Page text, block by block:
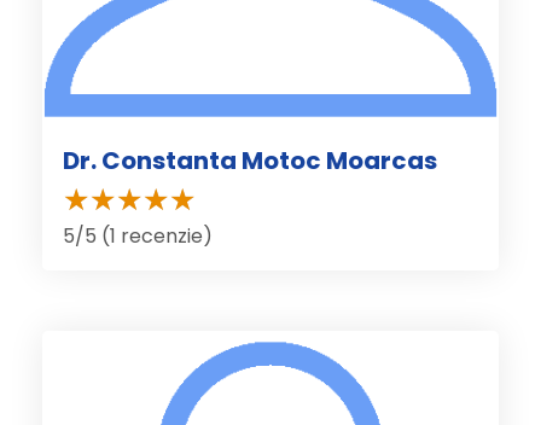
Dr. Constanta Motoc Moarcas
5/5 (1 recenzie)